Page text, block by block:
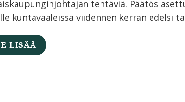
tehtäviä. Päätös
kuntavaaleissa viidennen kerran edelsi
LISÄÄ